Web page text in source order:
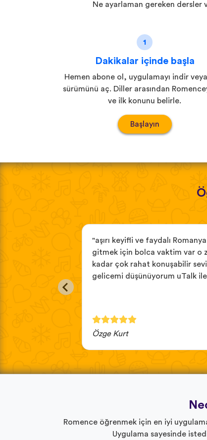
Ne ayarlaman gereken dersler
1
Dakikalar içinde başla
Hemen abone ol, uygulamayı indir
sürümünü aç. Diller arasından
ve ilk konunu belirle.
Başlayın
so thank you
"aşırı keyifli ve faydalı
gitmek için bolca vaktim var o
kadar çok rahat konuşabilir
gelicemi düşünüyorum uTalk
Özge Kurt
Romence öğrenmek için en iyi
Uygulama sayesinde